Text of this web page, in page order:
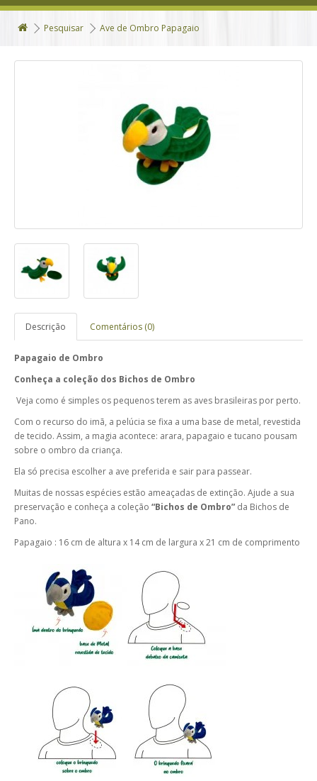
Pesquisar Ave de Ombro Papagaio
Descrição Comentários (0)
Papagaio de Ombro
Conheça a coleção dos Bichos de Ombro
Veja como é simples os pequenos terem as aves brasileiras por perto.
Com o recurso do imã, a pelúcia se fixa a uma base de metal, revestida
de tecido. Assim, a magia acontece: arara, papagaio e tucano pousam
sobre o ombro da criança.
Ela só precisa escolher a ave preferida e sair para passear.
Muitas de nossas espécies estão ameaçadas de extinção. Ajude a sua
preservação e conheça a coleção “Bichos de Ombro” da Bichos de
Pano.
Papagaio : 16 cm de altura x 14 cm de largura x 21 cm de comprimento